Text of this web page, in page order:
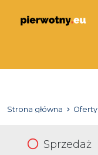
Strona główna Oferty
Sprzedaż